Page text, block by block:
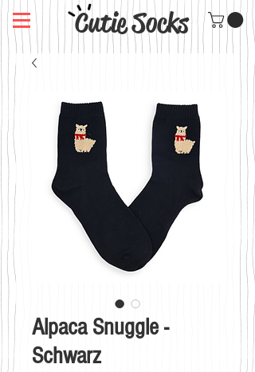
Cutie Socks
Alpaca Snuggle -
Schwarz